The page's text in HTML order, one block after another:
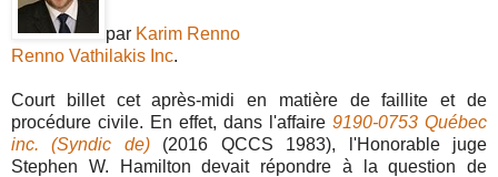
par Karim Renno
Renno Vathilakis Inc.
Court billet cet après-midi en matière de faillite et de
procédure civile. En effet, dans l'affaire 9190-0753 Québec
inc. (Syndic de)(2016 QCCS 1983), l'Honorable juge
Stephen W. Hamilton devait répondre à la question de